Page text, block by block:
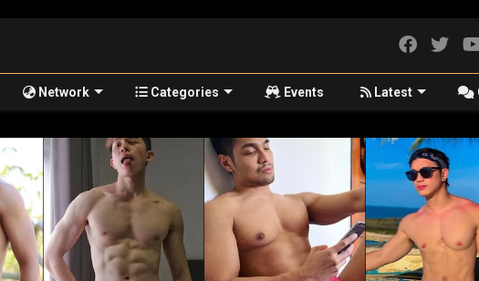
Network Categories Events Latest
Sa Tabi Ng